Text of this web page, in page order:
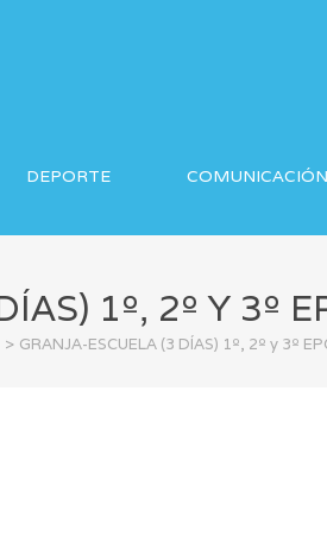
DEPORTE COMUNICACIÓN
1º, 2º Y 3º
> GRANJA-ESCUELA (3 DÍAS) 1º, 2º y 3º